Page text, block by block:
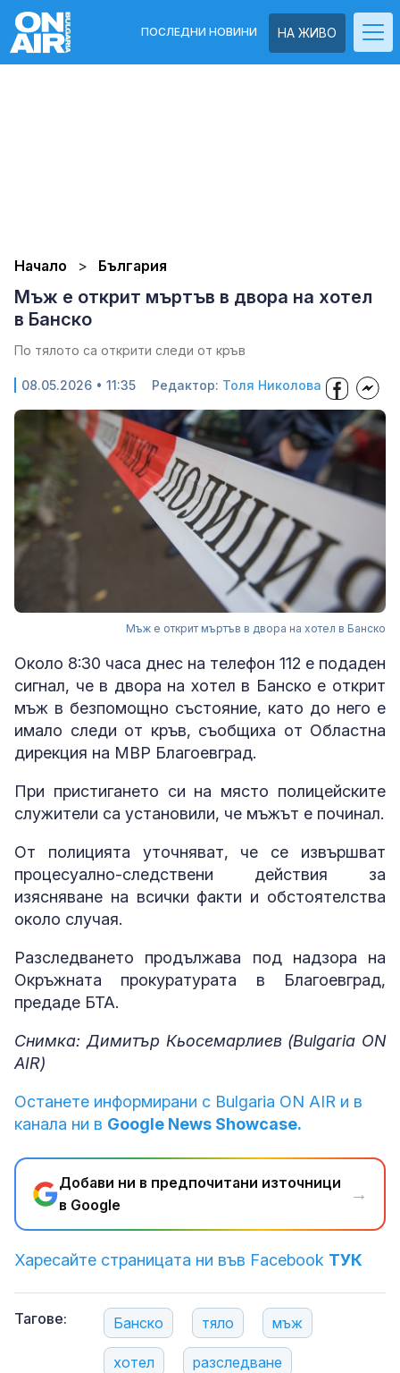
НА ЖИВО
ПОСЛЕДНИ НОВИНИ
Начало България
Мъж е открит мъртъв в двора на хотел
в Банско
По тялото са открити следи от кръв
08.05.2026 • 11:35 Редактор: Толя Николова
Мъж е открит мъртъв в двора на хотел в Банско
Около 8:30 часа днес на телефон 112 е подаден
сигнал, че в двора на хотел в Банско е открит
мъж в безпомощно състояние, като до него е
имало следи от кръв, съобщиха от Областна
дирекция на МВР Благоевград.
При пристигането си на място полицейските
служители са установили, че мъжът е починал.
От полицията уточняват, че се извършват
процесуално-следствени действия за
изясняване на всички факти и обстоятелства
около случая.
Разследването продължава под надзора на
Окръжната прокуратурата в Благоевград,
предаде БТА.
Снимка: Димитър Кьосемарлиев (Bulgaria ON
AIR)
Останете информирани с Bulgaria ON AIR и в
канала ни в Google News Showcase.
Добави ни в предпочитани източници
в Google
→
Харесайте страницата ни във Facebook ТУК
Тагове: Банско тяло мъж
хотел разследване